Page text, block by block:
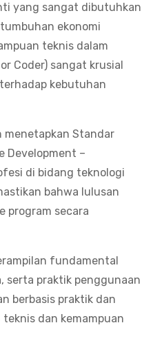
yang sangat dibutuhkan
ekonomi
teknis dalam
Coder) sangat krusial
kebutuhan
Standar
Development –
di bidang teknologi
bahwa lulusan
program secara
fundamental
serta praktik penggunaan
berbasis praktik dan
dan kemampuan